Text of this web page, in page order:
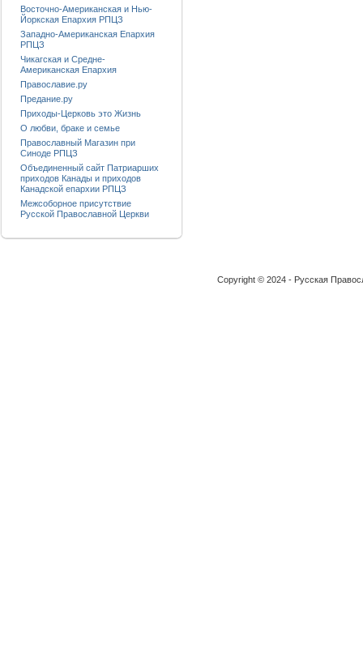
Восточно-Американская и Нью-
Йоркская Епархия РПЦЗ
Западно-Американская Епархия
РПЦЗ
Чикагская и Средне-
Американская Епархия
Православие.ру
Предание.ру
Приходы-Церковь это Жизнь
О любви, браке и семье
Православный Магазин при
Синоде РПЦЗ
Объединенный сайт Патриарших
приходов Канады и приходов
Канадской епархии РПЦЗ
Межсоборное присутствие
Русской Православной Церкви
Copyright © 2024 - Русская